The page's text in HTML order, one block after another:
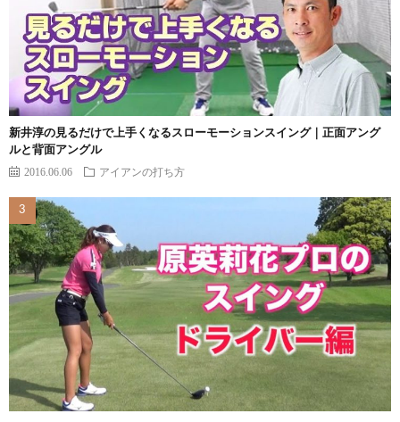
新井淳の見るだけで上手くなるスローモーションスイング｜正面アング
ルと背面アングル
2016.06.06 アイアンの打ち方